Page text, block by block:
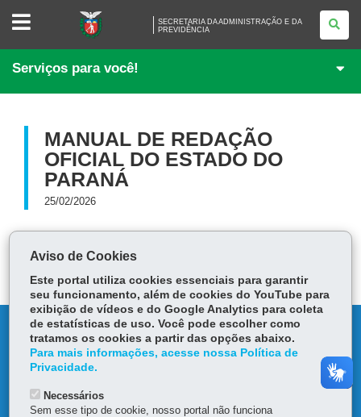
SECRETARIA
ADMINISTRAÇÃO
E
DA
PREVIDÊNCIA
SECRETARIA DA ADMINISTRAÇÃO E DA
PREVIDÊNCIA
Serviços para você!
MANUAL DE REDAÇÃO
OFICIAL DO ESTADO DO
PARANÁ
25/02/2026
DENUNCIE CORRUPÇÃO
OUVIDORIA
Aviso de Cookies
Este portal utiliza cookies essenciais para garantir
seu funcionamento, além de cookies do YouTube para
exibição de vídeos e do Google Analytics para coleta
de estatísticas de uso. Você pode escolher como
tratamos os cookies a partir das opções abaixo.
Para mais informações, acesse nossa Política de
Privacidade.
Necessários
Sem esse tipo de cookie, nosso portal não funciona